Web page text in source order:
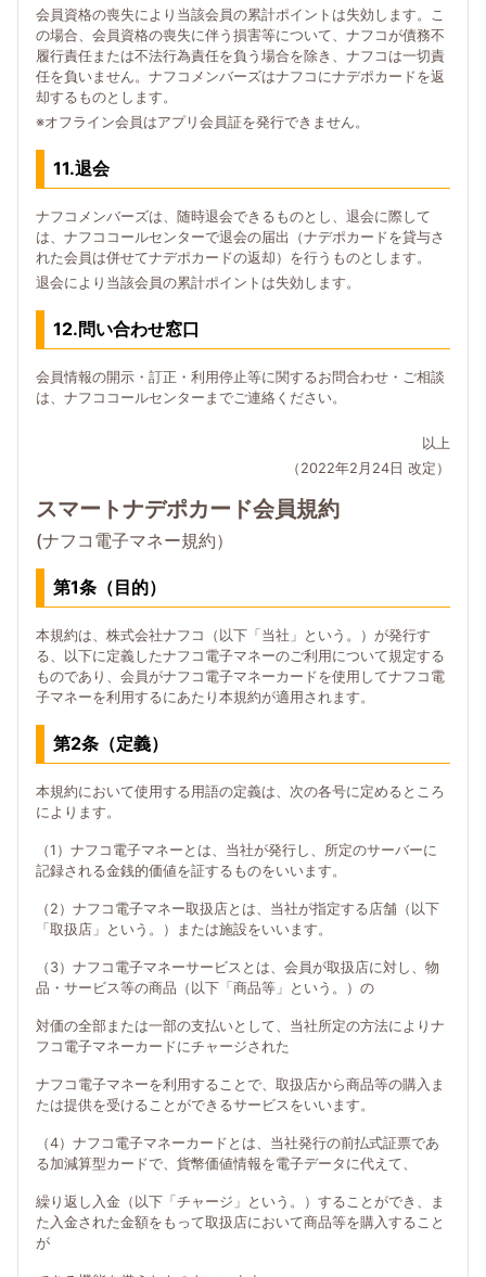
会員資格の喪失により当該会員の累計ポイントは失効します。こ
の場合、会員資格の喪失に伴う損害等について、ナフコが債務不
履行責任または不法行為責任を負う場合を除き、ナフコは一切責
任を負いません。ナフコメンバーズはナフコにナデポカードを返
却するものとします。
※オフライン会員はアプリ会員証を発行できません。
11.退会
ナフコメンバーズは、随時退会できるものとし、退会に際して
は、ナフココールセンターで退会の届出（ナデポカードを貸与さ
れた会員は併せてナデポカードの返却）を行うものとします。
退会により当該会員の累計ポイントは失効します。
12.問い合わせ窓口
会員情報の開示・訂正・利用停止等に関するお問合わせ・ご相談
は、ナフココールセンターまでご連絡ください。
以上
（2022年2月24日 改定）
スマートナデポカード会員規約
(ナフコ電子マネー規約）
第1条（目的）
本規約は、株式会社ナフコ（以下「当社」という。）が発行す
る、以下に定義したナフコ電子マネーのご利用について規定する
ものであり、会員がナフコ電子マネーカードを使用してナフコ電
子マネーを利用するにあたり本規約が適用されます。
第2条（定義）
本規約において使用する用語の定義は、次の各号に定めるところ
によります。
（1）ナフコ電子マネーとは、当社が発行し、所定のサーバーに
記録される金銭的価値を証するものをいいます。
（2）ナフコ電子マネー取扱店とは、当社が指定する店舗（以下
「取扱店」という。）または施設をいいます。
（3）ナフコ電子マネーサービスとは、会員が取扱店に対し、物
品・サービス等の商品（以下「商品等」という。）の
対価の全部または一部の支払いとして、当社所定の方法によりナ
フコ電子マネーカードにチャージされた
ナフコ電子マネーを利用することで、取扱店から商品等の購入ま
たは提供を受けることができるサービスをいいます。
（4）ナフコ電子マネーカードとは、当社発行の前払式証票であ
る加減算型カードで、貨幣価値情報を電子データに代えて、
繰り返し入金（以下「チャージ」という。）することができ、ま
た入金された金額をもって取扱店において商品等を購入すること
が